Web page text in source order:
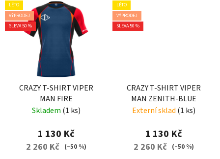
LÉTO
VÝPRODEJ
SLEVA 50 %
CRAZY T-SHIRT VIPER
MAN FIRE
Skladem (1 ks)
1 130 Kč
2 260 Kč (–50 %)
LÉTO
VÝPRODEJ
SLEVA 50 %
CRAZY T-SHIRT VIPER
MAN ZENITH-BLUE
Externí sklad (1 ks)
1 130 Kč
2 260 Kč (–50 %)